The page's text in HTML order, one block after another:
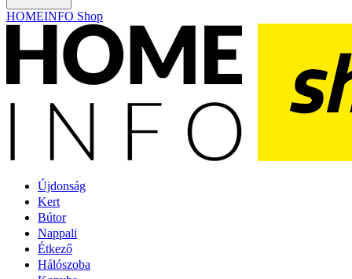
HOMEINFO Shop
Újdonság
Kert
Bútor
Nappali
Étkező
Hálószoba